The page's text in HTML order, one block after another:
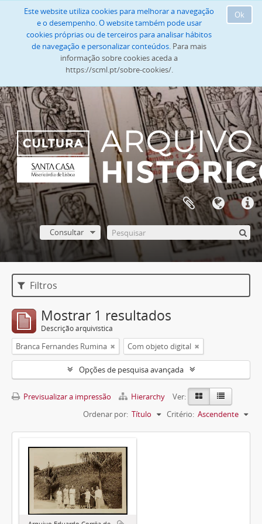
Ok
Este website utiliza cookies para melhorar a navegação
e o desempenho. O website também pode usar
cookies próprias ou de terceiros para analisar hábitos
de navegação e personalizar conteúdos. Para mais
informação sobre cookies aceda a
https://scml.pt/sobre-cookies/.
Consultar
Filtros
Mostrar 1 resultados
Descrição arquivística
Branca Fernandes Rumina Com objeto digital
Opções de pesquisa avançada
Previsualizar a impressão Hierarchy
Ver:
Ordenar por: Título Critério: Ascendente